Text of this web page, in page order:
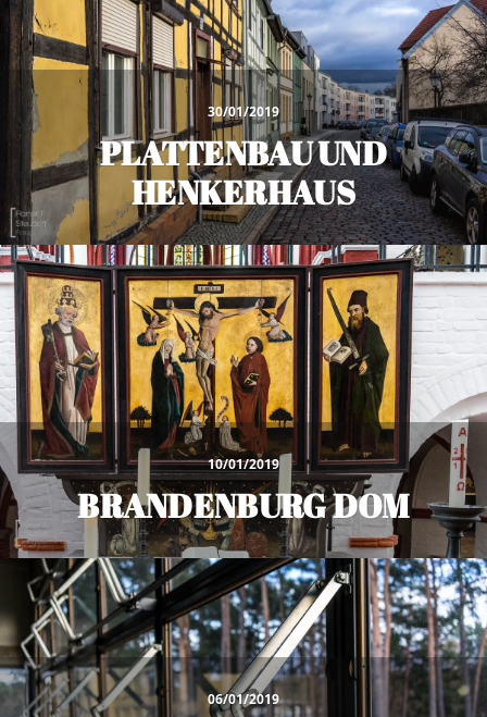
30/01/2019
PLATTENBAU UND
HENKERHAUS
10/01/2019
BRANDENBURG DOM
06/01/2019